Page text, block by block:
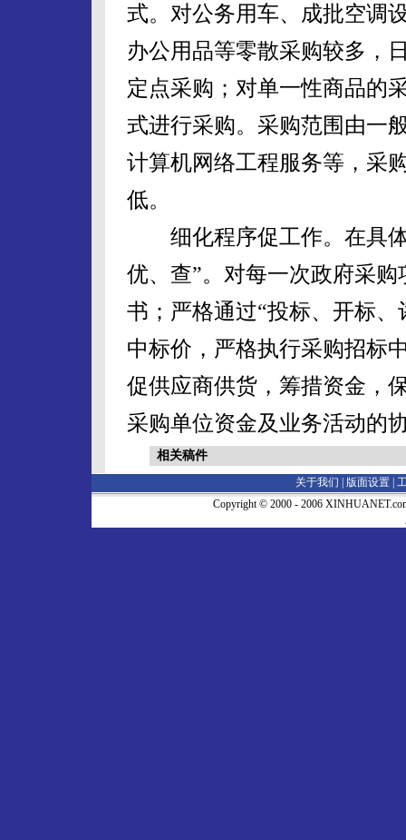
式。对公务用车、成批空调
办公用品等零散采购较多，
定点采购；对单一性商品的
式进行采购。采购范围由一
计算机网络工程服务等，采
低。
细化程序促工作。在具体
优、查”。对每一次政府采
书；严格通过“投标、开标
中标价，严格执行采购招标
促供应商供货，筹措资金，
采购单位资金及业务活动的
相关稿件
关于我们 | 版面设置
Copyright © 2000 - 2006